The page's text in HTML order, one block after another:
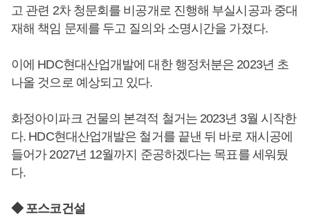
고 관련 2차 청문회를 비공개로 진행해 부실시공과 중대
재해 책임 문제를 두고 질의와 소명시간을 가졌다.
이에 HDC현대산업개발에 대한 행정처분은 2023년 초
나올 것으로 예상되고 있다.
화정아이파크 건물의 본격적 철거는 2023년 3월 시작한
다. HDC현대산업개발은 철거를 끝낸 뒤 바로 재시공에
들어가 2027년 12월까지 준공하겠다는 목표를 세워뒀
다.
◆ 포스코건설